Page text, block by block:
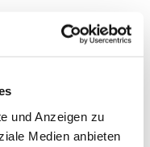
und Anzeigen zu
Medien anbieten